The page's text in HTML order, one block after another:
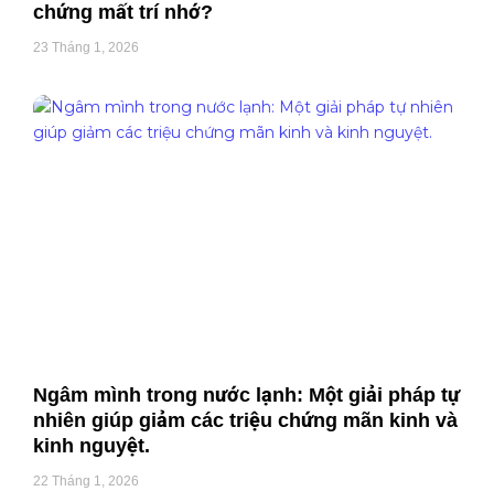
chứng mất trí nhớ?
23 Tháng 1, 2026
Ngâm mình trong nước lạnh: Một giải pháp tự
nhiên giúp giảm các triệu chứng mãn kinh và
kinh nguyệt.
22 Tháng 1, 2026